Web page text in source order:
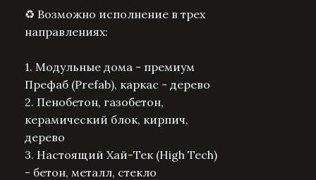
♻️ Возможно исполнение в трех
направлениях:
1. Модульные дома - премиум
Префаб (Prefab), каркас - дерево
2. Пенобетон, газобетон,
керамический блок, кирпич,
дерево
3. Настоящий Хай-Тек (High Tech)
- бетон, металл, стекло